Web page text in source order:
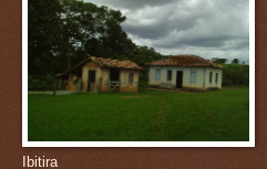
Ibitira